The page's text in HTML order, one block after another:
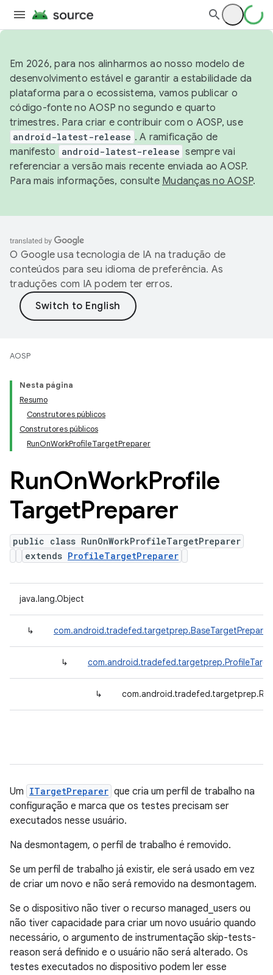
Em 2026, para nos alinharmos ao nosso modelo de
desenvolvimento estável e garantir a estabilidade da
plataforma para o ecossistema, vamos publicar o
código-fonte no AOSP no segundo e quarto
trimestres. Para criar e contribuir com o AOSP, use
android-latest-release . A ramificação de
manifesto
android-latest-release sempre vai
referenciar a versão mais recente enviada ao AOSP.
Para mais informações, consulte Mudanças no AOSP.
O Google usa tecnologia de IA na tradução de
conteúdos para seu idioma de preferência. As
traduções com IA podem ter erros.
AOSP
Nesta página
Resumo
Construtores públicos
Construtores públicos
RunOnWorkProfileTargetPreparer
RunOnWorkProfile
TargetPreparer
public class RunOnWorkProfileTargetPreparer
extends ProfileTargetPreparer
java.lang.Object
↳ com.android.tradefed.targetprep.BaseTargetPreparer
↳
↳
Um ITargetPreparer que cria um perfil de trabalho na
configuração e marca que os testes precisam ser
executados nesse usuário.
Na desmontagem, o perfil de trabalho é removido.
Se um perfil de trabalho já existir, ele será usado em vez
de criar um novo e não será removido na desmontagem.
Se o dispositivo não tiver o recurso managed_users ou
não tiver capacidade para criar um novo usuário quando
necessário, o argumento de instrumentação skip-tests-
reason será definido e o usuário não será alterado. Os
testes executados no dispositivo podem ler esse